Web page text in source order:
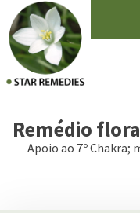
Remédio
Apoio ao 7º